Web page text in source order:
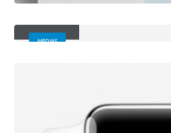
MEDIAS